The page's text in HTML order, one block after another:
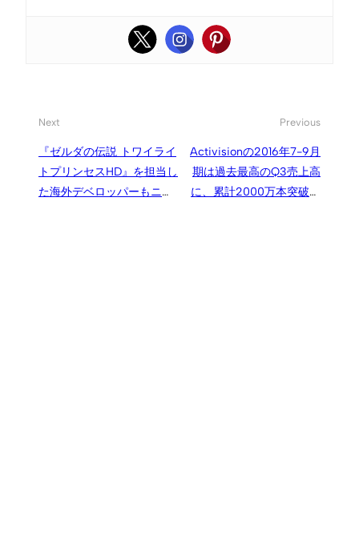
Next
『ゼルダの伝説 トワイライ
トプリンセスHD』を担当し
た海外デベロッパーもニン
Previous
Activisionの2016年7-9月
期は過去最高のQ3売上高
に、累計2000万本突破の